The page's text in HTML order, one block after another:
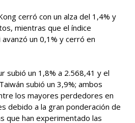
cerró con un alza del 1,4% y
mientras que el índice
un 0,1% y cerró en
subió un 1,8% a 2.568,41 y el
subió un 3,9%; ambos
los mayores perdedores en
debido a la gran ponderación de
que han experimentado las